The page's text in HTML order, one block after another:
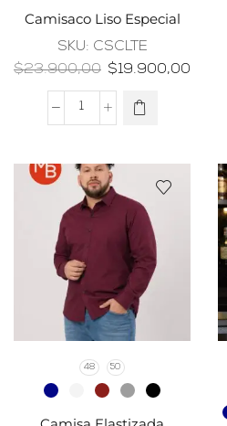
Camisaco Liso Especial
SKU: CSCLTE
$23.900,00 $19.900,00
48 50